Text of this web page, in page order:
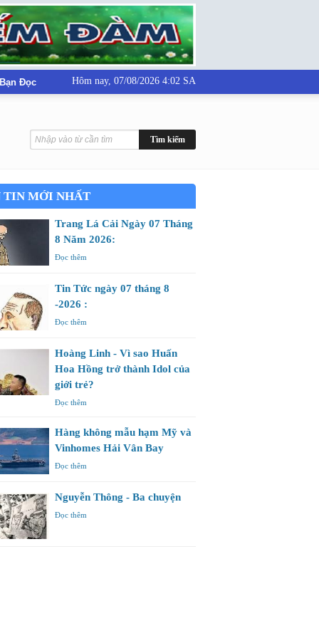
Đọc Hôm nay, 07/08/2026 4:02 SA
TIN MỚI NHẤT
Trang Lá Cải Ngày 07 Tháng
8 Năm 2026:
Đọc thêm
Tin Tức ngày 07 tháng 8
-2026 :
Đọc thêm
Hoàng Linh - Vì sao Huấn
Hoa Hồng trở thành Idol của
giới trẻ?
Đọc thêm
Hàng không mẫu hạm Mỹ và
Vinhomes Hải Vân Bay
Đọc thêm
Nguyễn Thông - Ba chuyện
Đọc thêm